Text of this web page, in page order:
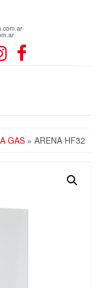
GAS » ARENA HF32